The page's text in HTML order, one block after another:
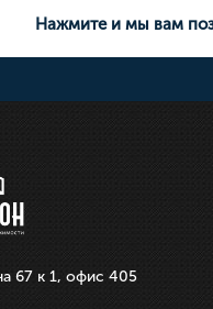
ЗАПИСАТЬСЯ НА
750
10 000
ЗАПИСАТЬСЯ НА
21 100
Нажмите и мы вам
67 к 1, офис 405